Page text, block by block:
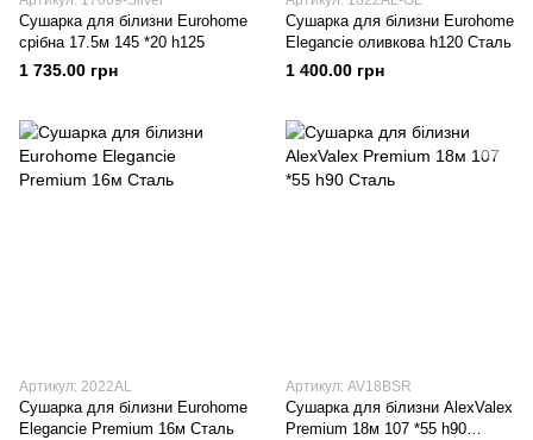
Сушарка для білизни Eurohome
срібна 17.5м 145 *20 h125
1 735.00 грн
Сушарка для білизни Eurohome
Elegancie оливкова h120 Сталь
1 400.00 грн
Артикул: 2022AL
Сушарка для білизни Eurohome
Elegancie Premium 16м Сталь
Артикул: AV18BSR
Сушарка для білизни AlexValex
Premium 18м 107 *55 h90